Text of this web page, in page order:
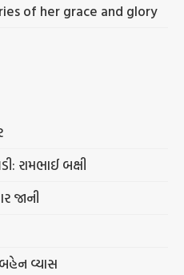
of her grace and glory
રામભાઈ બક્ષી
જાની
વ્યાસ